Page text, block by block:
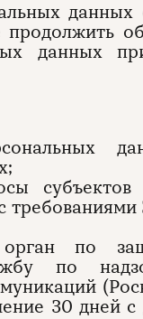
данных
данных
субъектов
по
по
30 дней с